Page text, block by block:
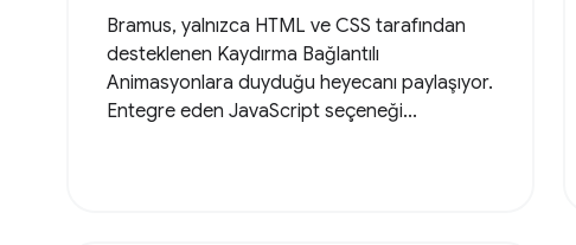
Bramus, yalnızca HTML ve CSS tarafından
desteklenen Kaydırma Bağlantılı
Animasyonlara duyduğu heyecanı paylaşıyor.
Entegre eden JavaScript seçeneği...